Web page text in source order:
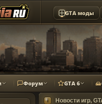
GTA моды
Форум GTA 6
i Новости игр,